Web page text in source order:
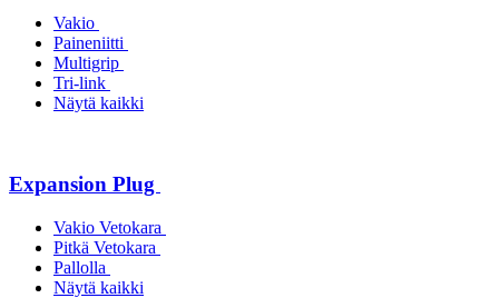
Vakio
Paineniitti
Multigrip
Tri-link
Näytä kaikki
Expansion Plug
Vakio Vetokara
Pitkä Vetokara
Pallolla
Näytä kaikki